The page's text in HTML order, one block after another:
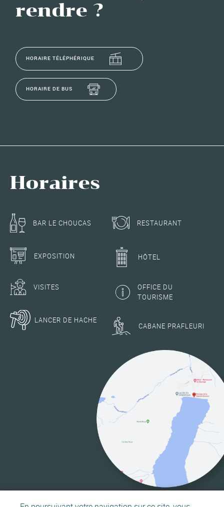
rendre ?
HORAIRE TÉLÉPHÉRIQUE
HORAIRE DE BUS
Horaires
BAR LE CHOUCAS
EXPOSITION
VISITES
LANCER DE HACHE
RESTAURANT
HÔTEL
OFFICE DU
TOURISME
CABANE PRAFLEURI